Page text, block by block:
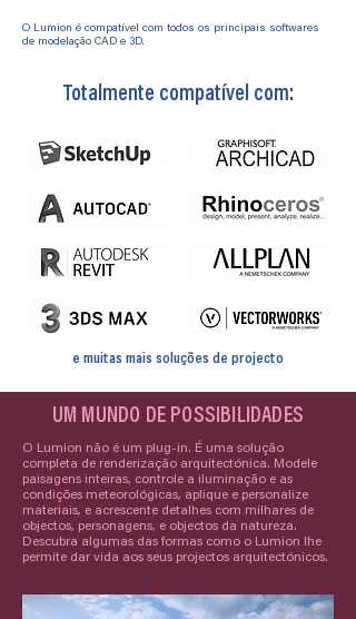
O Lumion é compatível com todos os principais softwares
de modelação CAD e 3D.
Totalmente compatível com:
e muitas mais soluções de projecto
UM MUNDO DE POSSIBILIDADES
O Lumion não é um plug-in. É uma solução
completa de renderização arquitectónica. Modele
paisagens inteiras, controle a iluminação e as
condições meteorológicas, aplique e personalize
materiais, e acrescente detalhes com milhares de
objectos, personagens, e objectos da natureza.
Descubra algumas das formas como o Lumion lhe
permite dar vida aos seus projectos arquitectónicos.